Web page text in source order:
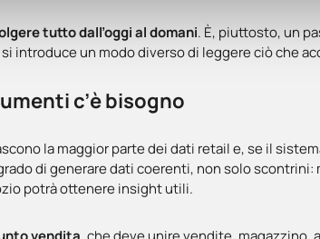
tutto dall’oggi al domani. È, piuttosto, un
introduce un modo diverso di leggere ciò che
c’è bisogno
la maggior parte dei dati retail e, se il
di generare dati coerenti, non solo
potrà ottenere insight utili.